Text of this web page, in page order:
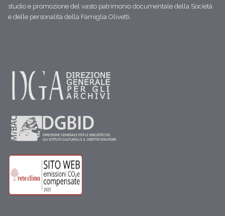
studio e promozione del vasto patrimonio documentale della Società
e delle personalità della Famiglia Olivetti.